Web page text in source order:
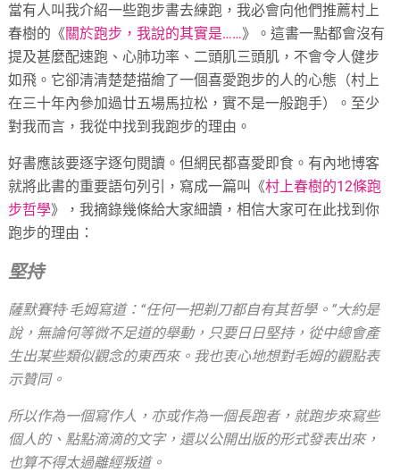
當有人叫我介紹一些跑步書去練跑，我必會向他們推薦村上
春樹的《關於跑步，我說的其實是……》。這書一點都會沒有
提及甚麼配速跑、心肺功率、二頭肌三頭肌，不會令人健步
如飛。它卻清清楚楚描繪了一個喜愛跑步的人的心態（村上
在三十年內參加過廿五場馬拉松，實不是一般跑手）。至少
對我而言，我從中找到我跑步的理由。
好書應該要逐字逐句閱讀。但網民都喜愛即食。有內地博客
就將此書的重要語句列引，寫成一篇叫《村上春樹的12條跑
步哲學》，我摘錄幾條給大家細讀，相信大家可在此找到你
跑步的理由：
堅持
薩默賽特·毛姆寫道：“任何一把剃刀都自有其哲學。”大約是
說，無論何等微不足道的舉動，只要日日堅持，從中總會產
生出某些類似觀念的東西來。我也衷心地想對毛姆的觀點表
示贊同。
所以作為一個寫作人，亦或作為一個長跑者，就跑步來寫些
個人的、點點滴滴的文字，還以公開出版的形式發表出來，
也算不得太過離經叛道。